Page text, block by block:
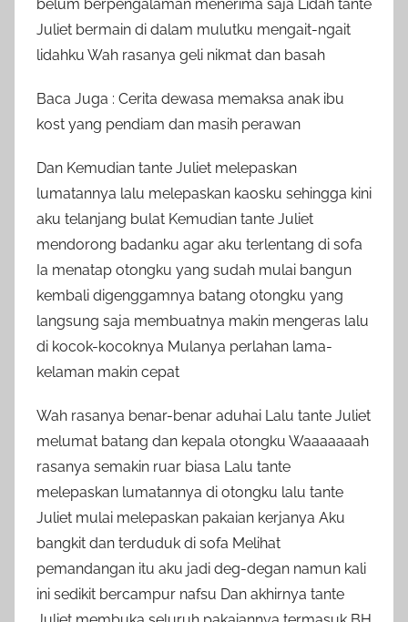
belum berpengalaman menerima saja Lidah tante
Juliet bermain di dalam mulutku mengait-ngait
lidahku Wah rasanya geli nikmat dan basah
Baca Juga : Cerita dewasa memaksa anak ibu
kost yang pendiam dan masih perawan
Dan Kemudian tante Juliet melepaskan
lumatannya lalu melepaskan kaosku sehingga kini
aku telanjang bulat Kemudian tante Juliet
mendorong badanku agar aku terlentang di sofa
Ia menatap otongku yang sudah mulai bangun
kembali digenggamnya batang otongku yang
langsung saja membuatnya makin mengeras lalu
di kocok-kocoknya Mulanya perlahan lama-
kelaman makin cepat
Wah rasanya benar-benar aduhai Lalu tante Juliet
melumat batang dan kepala otongku Waaaaaaah
rasanya semakin ruar biasa Lalu tante
melepaskan lumatannya di otongku lalu tante
Juliet mulai melepaskan pakaian kerjanya Aku
bangkit dan terduduk di sofa Melihat
pemandangan itu aku jadi deg-degan namun kali
ini sedikit bercampur nafsu Dan akhirnya tante